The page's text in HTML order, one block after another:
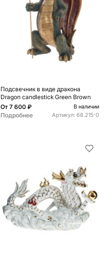
Подсвечник в виде дракона
Dragon candlestick Green Brown
От 7 600 ₽ В наличии
Подробнее Артикул: 68.215-0